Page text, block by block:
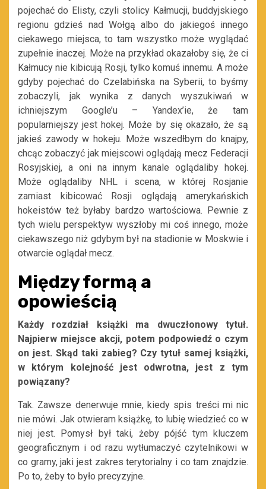
pojechać do Elisty, czyli stolicy Kałmucji, buddyjskiego
regionu gdzieś nad Wołgą albo do jakiegoś innego
ciekawego miejsca, to tam wszystko może wyglądać
zupełnie inaczej. Może na przykład okazałoby się, że ci
Kałmucy nie kibicują Rosji, tylko komuś innemu. A może
gdyby pojechać do Czelabińska na Syberii, to byśmy
zobaczyli, jak wynika z danych wyszukiwań w
ichniejszym Google’u – Yandex’ie, że tam
popularniejszy jest hokej. Może by się okazało, że są
jakieś zawody w hokeju. Może wszedłbym do knajpy,
chcąc zobaczyć jak miejscowi oglądają mecz Federacji
Rosyjskiej, a oni na innym kanale oglądaliby hokej.
Może oglądaliby NHL i scena, w której Rosjanie
zamiast kibicować Rosji oglądają amerykańskich
hokeistów też byłaby bardzo wartościowa. Pewnie z
tych wielu perspektyw wyszłoby mi coś innego, może
ciekawszego niż gdybym był na stadionie w Moskwie i
otwarcie oglądał mecz.
Między formą a
opowieścią
Każdy rozdział książki ma dwuczłonowy tytuł.
Najpierw miejsce akcji, potem podpowiedź o czym
on jest. Skąd taki zabieg? Czy tytuł samej książki,
w którym kolejność jest odwrotna, jest z tym
powiązany?
Tak. Zawsze denerwuje mnie, kiedy spis treści mi nic
nie mówi. Jak otwieram książkę, to lubię wiedzieć co w
niej jest. Pomysł był taki, żeby pójść tym kluczem
geograficznym i od razu wytłumaczyć czytelnikowi w
co gramy, jaki jest zakres terytorialny i co tam znajdzie.
Po to, żeby to było precyzyjne.